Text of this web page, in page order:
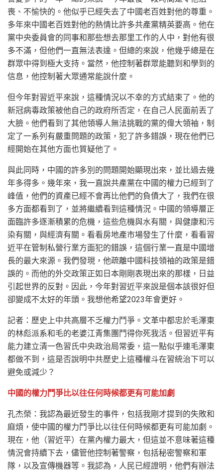
喪、不愉快的。他似乎已經失去了中國老百姓對他的尊重。
多年來中國老百姓對他的熱情比許多共產黨精英要高。他在
黨中央委員會的同事和那些想去那里工作的人中，對他有很
多不滿，但他們一直無法表達。但總的來說，他幾乎總是在
群眾中得到極大支持。當然，他控制著群眾能聽到和學到的
信息，他控制著大眾通常能說什麼。
但今年對習近平來說，這種情況以不幸的方式結束了。他的
新冠病毒政策被他自己的政府所否定，在自己人民面前丟了
大臉。他們看到了其他領導人無法挑戰的黨的偉大領袖，制
定了一系列有嚴重問題的政策，犯了許多錯誤，現在他們已
經開始在其他方面也質疑他了。
與此同時，中國的許多別的問題開始顯現出來，並比過去幾
年多得多。幾年來，我一直說共產黨在中國的權力已經到了
峰值，他們的資產已經不會再比他們的負債大了，我們在很
多方面都看到了，並將繼續看到這種情況。中國的領導層正
面臨許多逐漸積累的危機，這些危機與水有關，與健康和污
染有關，與經濟有關。看看房地產市場發生了什麼，看看習
近平在管制私營行業方面犯的錯誤，這個行業一直是中國增
長的最大來源。我們發現，他疏離中國科技領袖的政策是錯
誤的。而他的外交政策正如日本剛剛表現出來的那樣，日益
引起世界的反對。因此，今年對習近平來說是個本該很好但
卻變成不太好的年頭。我想他希望2023年會更好。
記者：歷史上中共高層不乏權力鬥爭。文革中都忠於毛澤東
的林彪派系和毛的老婆江青集團鬥得你死我活。但習近平有
能力建立清一色習氏中央政治局常委，這一點似乎連毛澤東
都做不到，這是否說明中共歷史上這種權斗在習統治下可以
避免或減少？
中國的權力鬥爭比以往任何時候都更有可能加劇
孔杰榮：我認為最近發生的事件，包括我剛才提到的失敗和
麻煩，使中國的權力鬥爭比以往任何時候都更有可能加劇。
現在，他（習近平）在黨內權力最大，但這並不意味著這種
情況會持續下去，儘管他控制著警察，包括秘密警察和軍
隊，以及宣傳機器等。我認為，人民已經證明，他們有辦法